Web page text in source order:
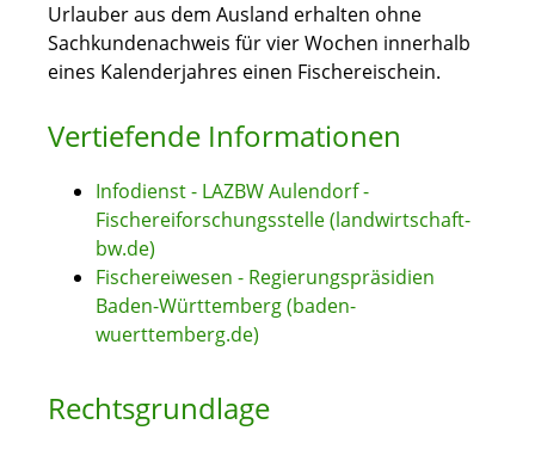
Urlauber aus dem Ausland erhalten ohne
Sachkundenachweis für vier Wochen innerhalb
eines Kalenderjahres einen Fischereischein.
Vertiefende Informationen
Infodienst - LAZBW Aulendorf -
Fischereiforschungsstelle (landwirtschaft-
bw.de)
Fischereiwesen - Regierungspräsidien
Baden-Württemberg (baden-
wuerttemberg.de)
Rechtsgrundlage